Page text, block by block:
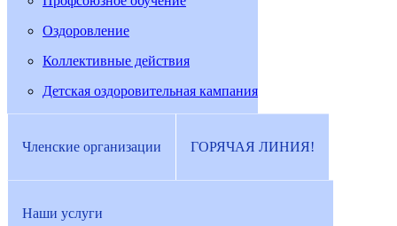
Оздоровление
Коллективные действия
Детская оздоровительная кампания
Членские организации ГОРЯЧАЯ ЛИНИЯ!
Наши услуги